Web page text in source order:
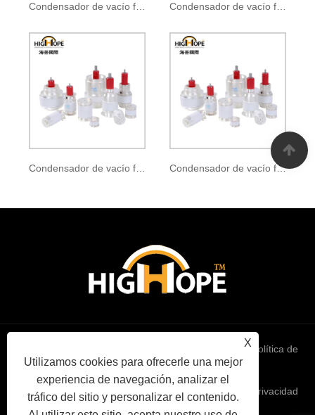
Condensador de vacío fijo CKT-25-0035
Condensador de vacío fijo CKT-75-0035 Condensador de vacío fijo CKT-100-0035
X
Utilizamos cookies para ofrecerle una mejor
experiencia de navegación, analizar el
tráfico del sitio y personalizar el contenido.
política de
privacidad